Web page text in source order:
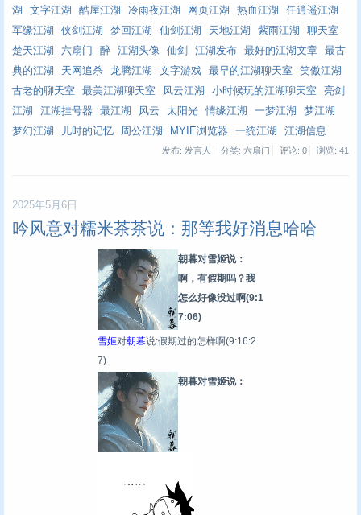
湖
文字江湖 酷屋江湖 冷雨夜江湖 网页江湖 热血江湖
任逍遥江湖
军缘江湖
侠剑江湖 梦回江湖 仙剑江湖 天地江湖 紫雨江湖
聊天室
楚天江湖
六扇门 醉 江湖头像 仙剑 江湖发布 最好的江湖文章
最古
典的江湖
天网追杀 龙腾江湖 文字游戏 最早的江湖聊天室
笑傲江湖
古老的聊天室
最美江湖聊天室 风云江湖 小时候玩的江湖聊天室
亮剑
江湖
江湖挂号器 最江湖 风云 太阳光 情缘江湖 一梦江湖
梦江湖
梦幻江湖
儿时的记忆 周公江湖 MYIE浏览器 一统江湖 江湖信息
发布: 发言人 分类: 六扇门 评论: 0 浏览: 41
2025年5月6日
吟风意对糯米茶茶说：那等我好消息哈哈
朝暮对雪姬说：
啊，有假期吗？我
怎么好像没过啊(9:1
7:06)
雪姬对朝暮说:假期过的怎样啊(9:16:2
7)
朝暮对雪姬说：